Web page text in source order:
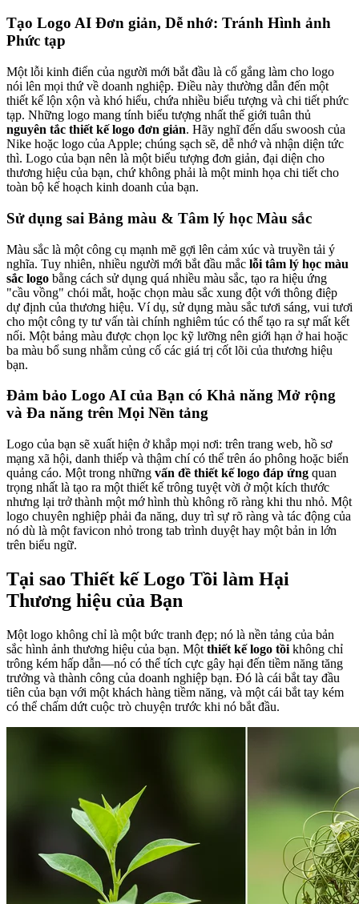
Tạo Logo AI Đơn giản, Dễ nhớ: Tránh Hình ảnh
Phức tạp
Một lỗi kinh điển của người mới bắt đầu là cố gắng làm cho logo
nói lên mọi thứ về doanh nghiệp. Điều này thường dẫn đến một
thiết kế lộn xộn và khó hiểu, chứa nhiều biểu tượng và chi tiết phức
tạp. Những logo mang tính biểu tượng nhất thế giới tuân thủ
nguyên tắc thiết kế logo đơn giản. Hãy nghĩ đến dấu swoosh của
Nike hoặc logo của Apple; chúng sạch sẽ, dễ nhớ và nhận diện tức
thì. Logo của bạn nên là một biểu tượng đơn giản, đại diện cho
thương hiệu của bạn, chứ không phải là một minh họa chi tiết cho
toàn bộ kế hoạch kinh doanh của bạn.
Sử dụng sai Bảng màu & Tâm lý học Màu sắc
Màu sắc là một công cụ mạnh mẽ gợi lên cảm xúc và truyền tải ý
nghĩa. Tuy nhiên, nhiều người mới bắt đầu mắc lỗi tâm lý học màu
sắc logo bằng cách sử dụng quá nhiều màu sắc, tạo ra hiệu ứng
"cầu vồng" chói mắt, hoặc chọn màu sắc xung đột với thông điệp
dự định của thương hiệu. Ví dụ, sử dụng màu sắc tươi sáng, vui tươi
cho một công ty tư vấn tài chính nghiêm túc có thể tạo ra sự mất kết
nối. Một bảng màu được chọn lọc kỹ lưỡng nên giới hạn ở hai hoặc
ba màu bổ sung nhằm củng cố các giá trị cốt lõi của thương hiệu
bạn.
Đảm bảo Logo AI của Bạn có Khả năng Mở rộng
và Đa năng trên Mọi Nền tảng
Logo của bạn sẽ xuất hiện ở khắp mọi nơi: trên trang web, hồ sơ
mạng xã hội, danh thiếp và thậm chí có thể trên áo phông hoặc biển
quảng cáo. Một trong những vấn đề thiết kế logo đáp ứng quan
trọng nhất là tạo ra một thiết kế trông tuyệt vời ở một kích thước
nhưng lại trở thành một mớ hình thù không rõ ràng khi thu nhỏ. Một
logo chuyên nghiệp phải đa năng, duy trì sự rõ ràng và tác động của
nó dù là một favicon nhỏ trong tab trình duyệt hay một bản in lớn
trên biểu ngữ.
Tại sao Thiết kế Logo Tồi làm Hại
Thương hiệu của Bạn
Một logo không chỉ là một bức tranh đẹp; nó là nền tảng của bản
sắc hình ảnh thương hiệu của bạn. Một thiết kế logo tồi không chỉ
trông kém hấp dẫn—nó có thể tích cực gây hại đến tiềm năng tăng
trưởng và thành công của doanh nghiệp bạn. Đó là cái bắt tay đầu
tiên của bạn với một khách hàng tiềm năng, và một cái bắt tay kém
có thể chấm dứt cuộc trò chuyện trước khi nó bắt đầu.